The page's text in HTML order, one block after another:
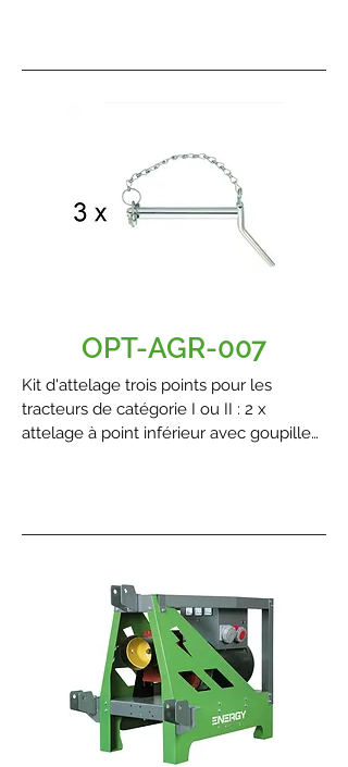
OPT-AGR-007
Kit d'attelage trois points pour les
tracteurs de catégorie I ou II : 2 x
attelage à point inférieur avec goupille